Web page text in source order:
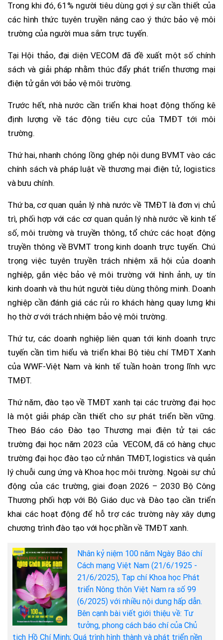
Trong khi đó, 61% người tiêu dùng gợi ý sự cần thiết của
các hình thức tuyên truyền nâng cao ý thức bảo vệ môi
trường của người mua sắm trực tuyến.
Tại Hội thảo, đại diện VECOM đã đề xuất một số chính
sách và giải pháp nhằm thúc đẩy phát triển thương mại
điện tử gắn với bảo vệ môi trường.
Trước hết, nhà nước cần triển khai hoạt động thống kê
định lượng về tác động tiêu cực của TMĐT tới môi
trường.
Thứ hai, nhanh chóng lồng ghép nội dung BVMT vào các
chính sách và pháp luật về thương mại điện tử, logistics
và bưu chính.
Thứ ba, cơ quan quản lý nhà nước về TMĐT là đơn vị chủ
trì, phối hợp với các cơ quan quản lý nhà nước về kinh tế
số, môi trường và truyền thông, tổ chức các hoạt động
truyền thông về BVMT trong kinh doanh trực tuyến. Chú
trọng việc tuyên truyền trách nhiệm xã hội của doanh
nghiệp, gắn việc bảo vệ môi trường với hình ảnh, uy tín
kinh doanh và thu hút người tiêu dùng thông minh. Doanh
nghiệp cần đánh giá các rủi ro khách hàng quay lưng khi
họ thờ ơ với trách nhiệm bảo vệ môi trường.
Thứ tư, các doanh nghiệp liên quan tới kinh doanh trực
tuyến cần tìm hiểu và triển khai Bộ tiêu chí TMĐT Xanh
của WWF-Việt Nam và kinh tế tuần hoàn trong lĩnh vực
TMĐT.
Thứ năm, đào tạo về TMĐT xanh tại các trường đại học
là một giải pháp cần thiết cho sự phát triển bền vững.
Theo Báo cáo Đào tạo Thương mại điện tử tại các
trường đại học năm 2023 của VECOM, đã có hàng chục
trường đại học đào tạo cử nhân TMĐT, logistics và quản
lý chuỗi cung ứng và Khoa học môi trường. Ngoài sự chủ
động của các trường, giai đoạn 2026 – 2030 Bộ Công
Thương phối hợp với Bộ Giáo dục và Đào tạo cần triển
khai các hoạt động để hỗ trợ các trường này xây dựng
chương trình đào tạo với học phần về TMĐT xanh.
Nhân kỷ niệm 100 năm Ngày Báo chí
Cách mạng Việt Nam (21/6/1925 -
21/6/2025), Tạp chí Khoa học Phát
triển Nông thôn Việt Nam ra số 99
(6/2025) với nhiều nội dung hấp dẫn.
Bên cạnh bài viết giới thiệu về: Tư
tưởng, phong cách báo chí của Chủ
tịch Hồ Chí Minh; Quá trình hình thành và phát triển nền